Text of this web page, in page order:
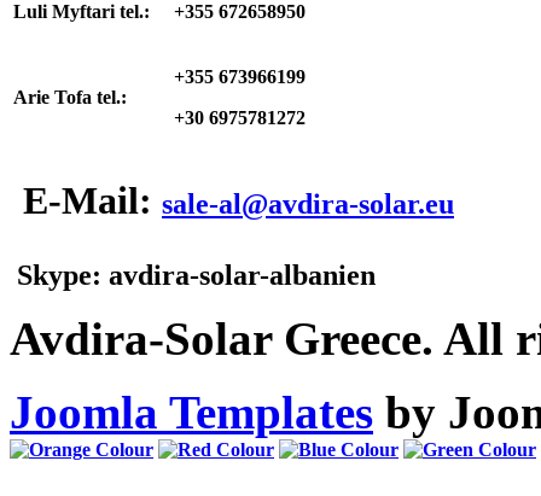
Luli Myftari tel.:
+355 672658950
Arie Tofa tel.:
+355 673966199
+30 6975781272
E-Mail: sale-al@avdira-solar.eu
Skype: avdira-solar-albanien
Avdira-Solar Greece. All
Joomla Templates by